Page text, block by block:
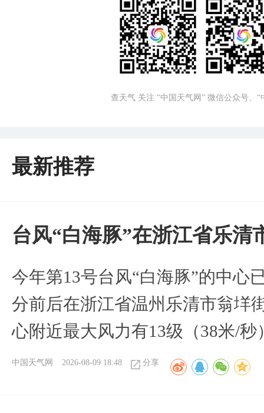
查天气 关注 “中国天气网” 微信公众号、
最新推荐
台风“白海豚”在浙江省乐清
今年第13号台风“白海豚”的中心
分前后在浙江省温州乐清市翁垟
心附近最大风力有13级（38米/秒
中国天气网 2026-08-09 18:48 分享